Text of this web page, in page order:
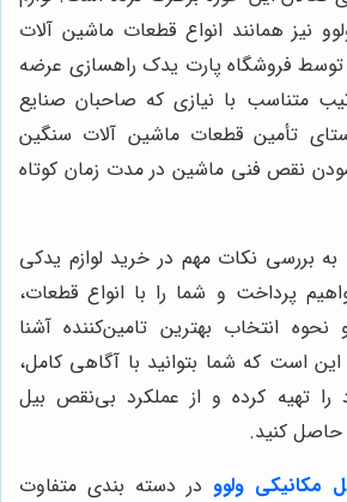
نیز همانند انواع قطعات ماشین آلات
توسط فروشگاه پارت یدک راهسازی عرضه
متناسب با نیازی که صاحبان صنایع
تأمین قطعات ماشین آلات سنگین
نمودن نقص فنی ماشین در مدت زمان کوتاه
به بررسی نکات مهم در خرید لوازم یدکی
پرداخت و شما را با انواع قطعات،
انتخاب بهترین تامین‌کننده آشنا
است که شما بتوانید با آگاهی کامل،
را تهیه کرده و از عملکرد بی‌نقص بیل
حاصل کنید.
مکانیکی ولوو در دسته بندی متفاوت